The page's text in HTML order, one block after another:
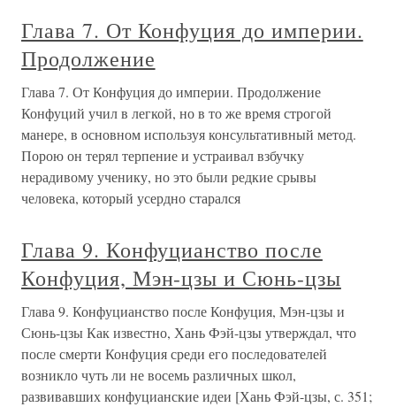
Глава 7. От Конфуция до империи.
Продолжение
Глава 7. От Конфуция до империи. Продолжение
Конфуций учил в легкой, но в то же время строгой
манере, в основном используя консультативный метод.
Порою он терял терпение и устраивал взбучку
нерадивому ученику, но это были редкие срывы
человека, который усердно старался
Глава 9. Конфуцианство после
Конфуция, Мэн-цзы и Сюнь-цзы
Глава 9. Конфуцианство после Конфуция, Мэн-цзы и
Сюнь-цзы Как известно, Хань Фэй-цзы утверждал, что
после смерти Конфуция среди его последователей
возникло чуть ли не восемь различных школ,
развивавших конфуцианские идеи [Хань Фэй-цзы, с. 351;